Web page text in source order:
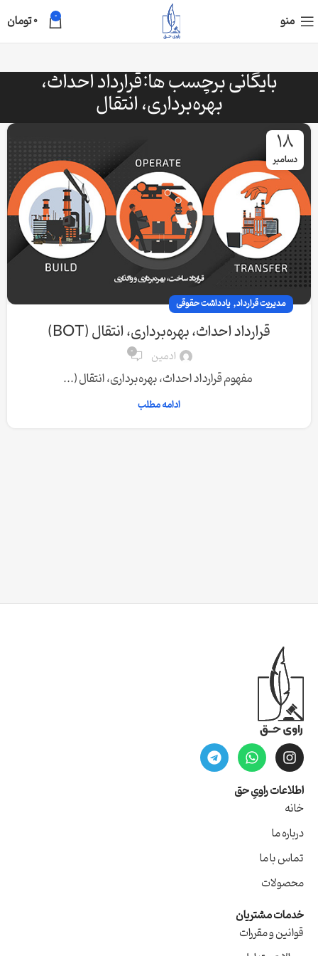
منو 0
0تومان
بایگانی برچسب ها:قرارداد احداث،
بهره‌برداری، انتقال
18
دسامبر
مدیریت قرارداد, یادداشت حقوقی
قرارداد احداث، بهره‌برداری، انتقال (BOT)
ادمین 0
مفهوم قرارداد احداث، بهره‌برداری، انتقال (...
ادامه مطلب
اطلاعات راویِ حق
خانه
درباره ما
تماس با ما
محصولات
خدمات مشتریان
قوانین و مقررات